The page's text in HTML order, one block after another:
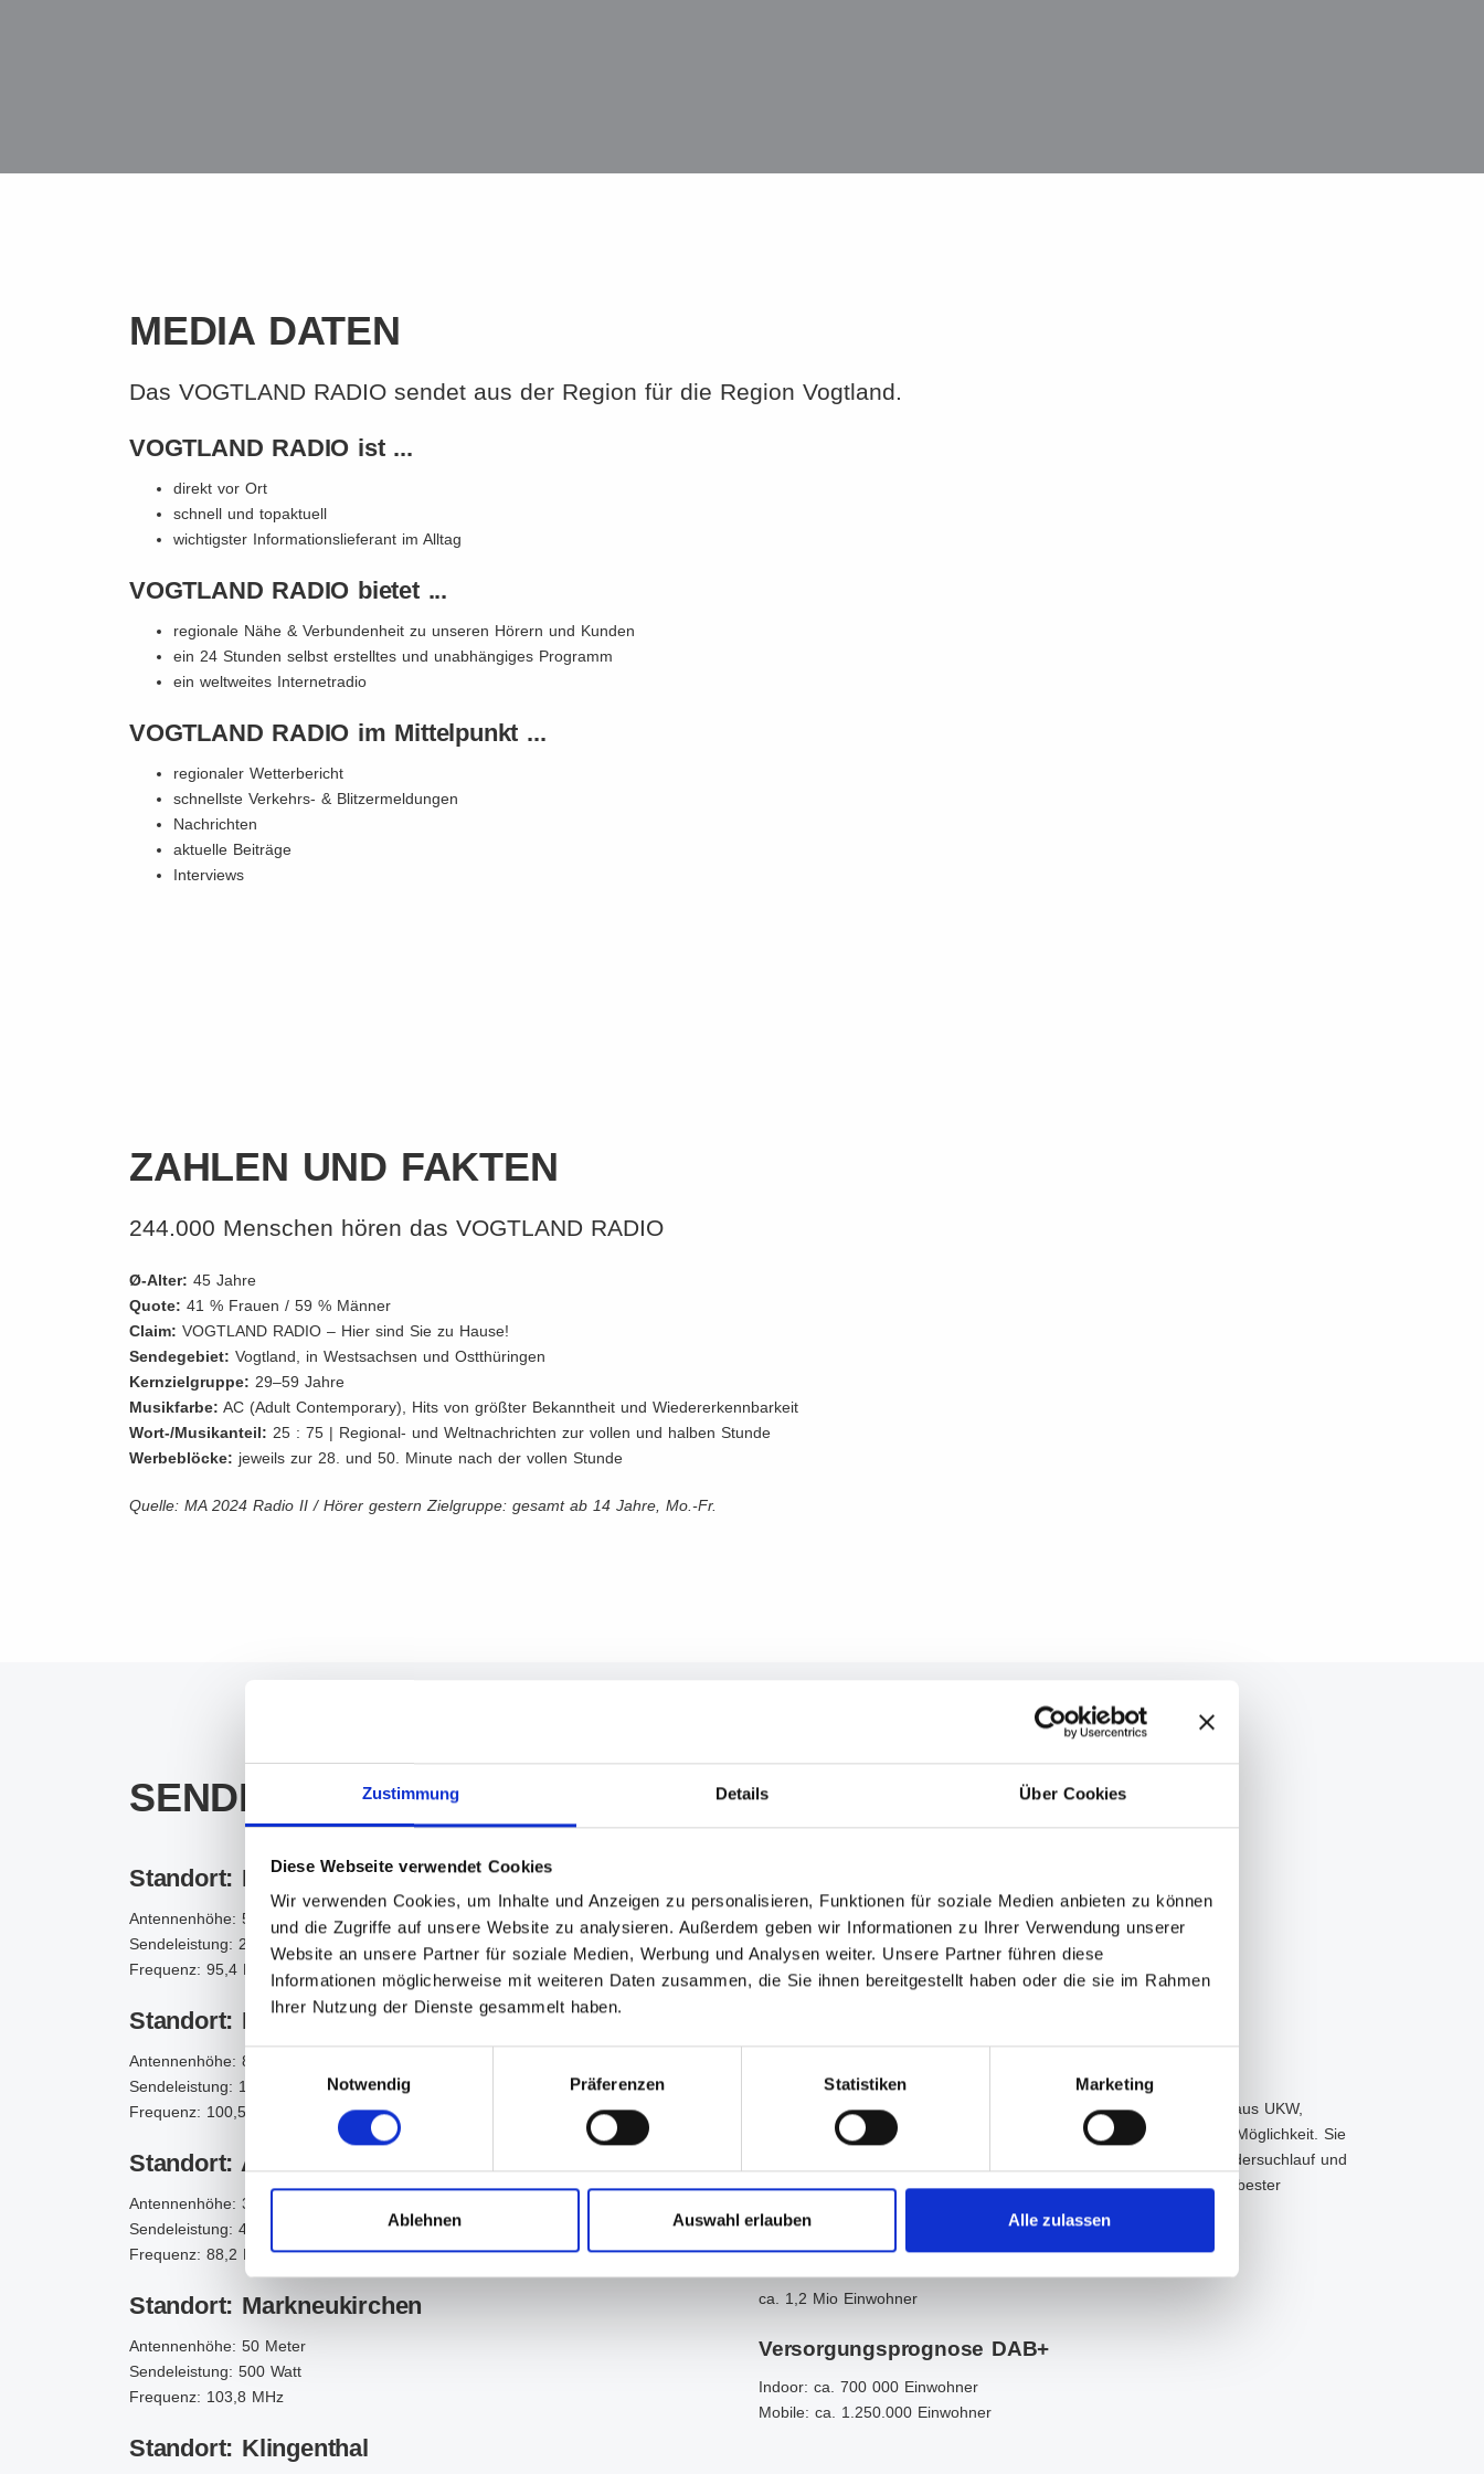
Zustimmung Details Über Cookies
Diese Webseite verwendet Cookies
Wir verwenden Cookies, um Inhalte und Anzeigen zu personalisieren, Funktionen für soziale Medien anbieten zu können
und die Zugriffe auf unsere Website zu analysieren. Außerdem geben wir Informationen zu Ihrer Verwendung unserer
Website an unsere Partner für soziale Medien, Werbung und Analysen weiter. Unsere Partner führen diese
Informationen möglicherweise mit weiteren Daten zusammen, die Sie ihnen bereitgestellt haben oder die sie im Rahmen
Ihrer Nutzung der Dienste gesammelt haben.
Einwilligungsauswahl
Notwendig
Präferenzen Statistiken Marketing
Ablehnen Auswahl erlauben Alle zulassen
MEDIA DATEN
Das VOGTLAND RADIO sendet aus der Region für die Region Vogtland.
VOGTLAND RADIO ist ...
direkt vor Ort
schnell und topaktuell
wichtigster Informationslieferant im Alltag
VOGTLAND RADIO bietet ...
regionale Nähe & Verbundenheit zu unseren Hörern und Kunden
ein 24 Stunden selbst erstelltes und unabhängiges Programm
ein weltweites Internetradio
VOGTLAND RADIO im Mittelpunkt ...
regionaler Wetterbericht
schnellste Verkehrs- & Blitzermeldungen
Nachrichten
aktuelle Beiträge
Interviews
ZAHLEN UND FAKTEN
244.000 Menschen hören das VOGTLAND RADIO
Ø-Alter: 45 Jahre
Quote: 41 % Frauen / 59 % Männer
Claim: VOGTLAND RADIO – Hier sind Sie zu Hause!
Sendegebiet: Vogtland, in Westsachsen und Ostthüringen
Kernzielgruppe: 29–59 Jahre
Musikfarbe: AC (Adult Contemporary), Hits von größter Bekanntheit und Wiedererkennbarkeit
Wort-/Musikanteil: 25 : 75 | Regional- und Weltnachrichten zur vollen und halben Stunde
Werbeblöcke: jeweils zur 28. und 50. Minute nach der vollen Stunde
Quelle: MA 2024 Radio II / Hörer gestern Zielgruppe: gesamt ab 14 Jahre, Mo.-Fr.
SENDEGEBIET / TECHNISCHE DATEN
Standort: Plauen
Antennenhöhe: 56,4 Meter
Sendeleistung: 2.000 Watt
Frequenz: 95,4 MHz
Standort: Reichenbach
Antennenhöhe: 86,4 Meter
Sendeleistung: 1.000 Watt
Frequenz: 100,5 MHz
Standort: Auerbach
Antennenhöhe: 30 Meter
Sendeleistung: 400 Watt
Frequenz: 88,2 MHz
Standort: Markneukirchen
Antennenhöhe: 50 Meter
Sendeleistung: 500 Watt
Frequenz: 103,8 MHz
Standort: Klingenthal
Antennenhöhe: 25 Meter
Sendeleistung: 200 Watt
Frequenz: 92,4 MHz
Mit DAB+ erweitern wir den Mix zum Empfang unseres Angebotes aus UKW,
Streaming und Smartspeaker um eine weitere dynamische digitale Möglichkeit. Sie
haben uns da noch nicht gefunden? Starten Sie einfach einen Sendersuchlauf und
hören Sie Ihre Lieblingshits zu Hause, im Job oder im Autoradio in bester
Klangqualität.* (*Empfangsqualität in Abhängigkeit vom Radiotyp)
Gesamtversorgung UKW
ca. 1,2 Mio Einwohner
Versorgungsprognose DAB+
Indoor: ca. 700 000 Einwohner
Mobile: ca. 1.250.000 Einwohner